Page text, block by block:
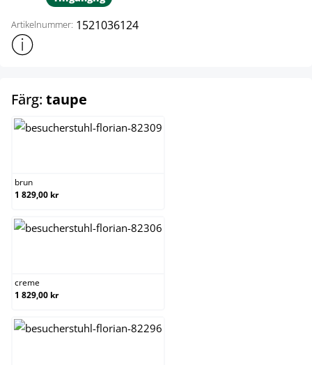
Artikelnummer: 1521036124
Visa mer produktinformation
Färg: taupe
brun
1 829,00 kr
creme
1 829,00 kr